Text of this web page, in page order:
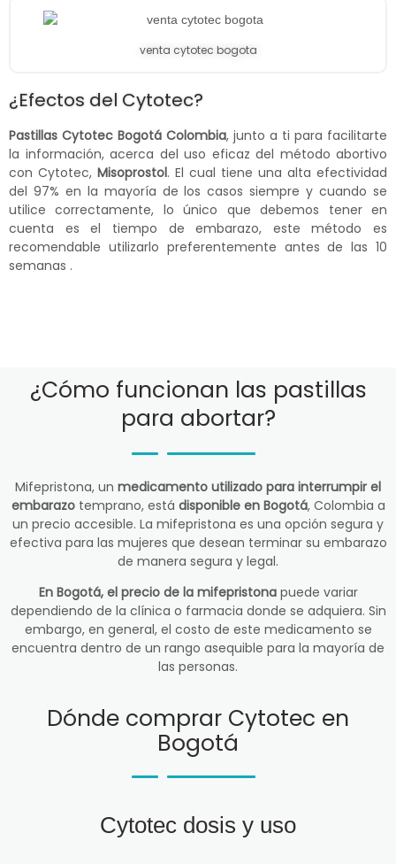
venta cytotec bogota
¿Efectos del Cytotec?
Pastillas Cytotec Bogotá Colombia, junto a ti para facilitarte
la información, acerca del uso eficaz del método abortivo
con Cytotec, Misoprostol. El cual tiene una alta efectividad
del 97% en la mayoría de los casos siempre y cuando se
utilice correctamente, lo único que debemos tener en
cuenta es el tiempo de embarazo, este método es
recomendable utilizarlo preferentemente antes de las 10
semanas .
¿Cómo funcionan las pastillas
para abortar?
Mifepristona, un medicamento utilizado para interrumpir el
embarazotemprano, está disponible en Bogotá, Colombia a
un precio accesible. La mifepristona es una opción segura y
efectiva para las mujeres que desean terminar su embarazo
de manera segura y legal.
En Bogotá, el precio de la mifepristonapuede variar
dependiendo de la clínica o farmacia donde se adquiera. Sin
embargo, en general, el costo de este medicamento se
encuentra dentro de un rango asequible para la mayoría de
las personas.
Dónde comprar Cytotec en
Bogotá
Cytotec dosis y uso